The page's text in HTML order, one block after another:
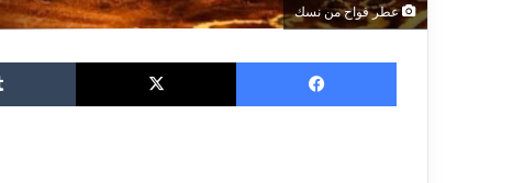
عطر فواح من نسك
فيسبوك ‫X